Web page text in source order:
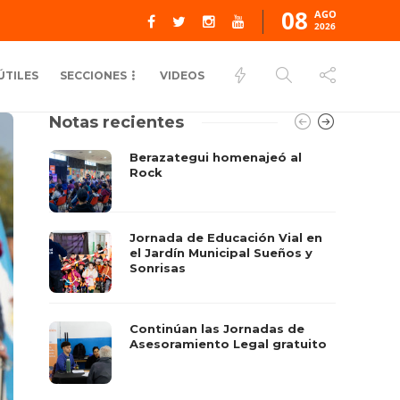
08 AGO
2026
SECCIONES VIDEOS
Notas recientes
Berazategui homenajeó al
Rock
Jornada de Educación Vial en
el Jardín Municipal Sueños y
Sonrisas
Continúan las Jornadas de
Asesoramiento Legal gratuito